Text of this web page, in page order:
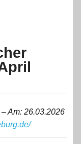
Am: 26.03.2026